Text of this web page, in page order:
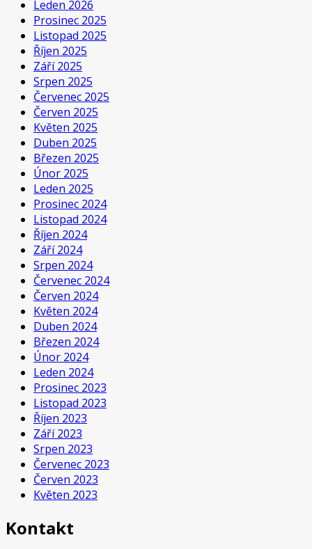
Leden 2026
Prosinec 2025
Listopad 2025
Říjen 2025
Září 2025
Srpen 2025
Červenec 2025
Červen 2025
Květen 2025
Duben 2025
Březen 2025
Únor 2025
Leden 2025
Prosinec 2024
Listopad 2024
Říjen 2024
Září 2024
Srpen 2024
Červenec 2024
Červen 2024
Květen 2024
Duben 2024
Březen 2024
Únor 2024
Leden 2024
Prosinec 2023
Listopad 2023
Říjen 2023
Září 2023
Srpen 2023
Červenec 2023
Červen 2023
Květen 2023
Kontakt